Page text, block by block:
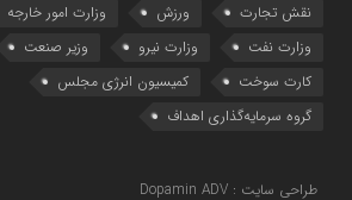
نقش تجارت
ورزش
وزارت امور خارجه
وزارت نفت
وزارت نیرو وزیر صنعت
کارت سوخت
کمیسیون انرژی مجلس
گروه سرمایه‌‌گذاری اهداف
طراحی سایت : Dopamin ADV